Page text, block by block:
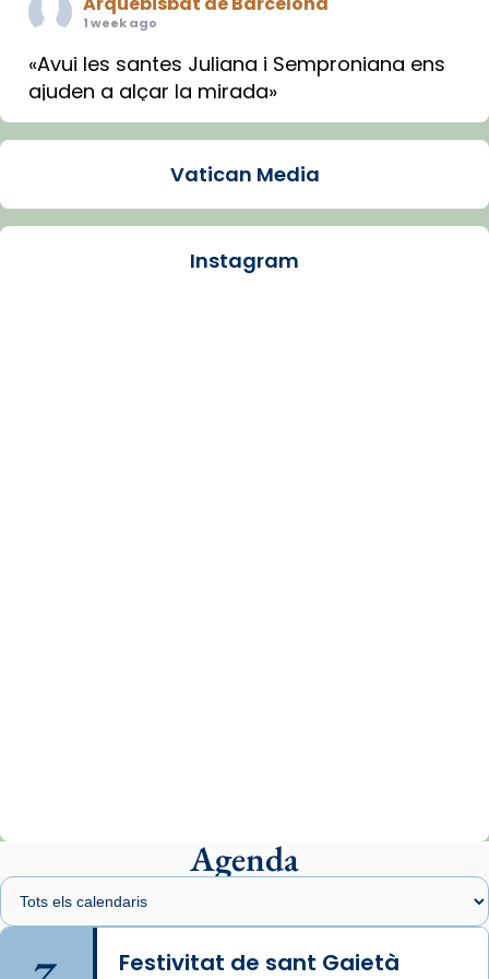
1 week ago
«Avui les santes Juliana i Semproniana ens
ajuden a alçar la mirada»
Mons. Sergi Gordo, bisbe de Tortosa, ha
Santes de Mataró.
🔗tinyurl.com/cvu5jmbk
Arquebisbat de Barcelona
2 weeks ago
Memòria de les santes Juliana i
Semproniana, verges i màrtirs.
Vatican Media
Instagram
Agenda
Festivitat de sant Gaietà